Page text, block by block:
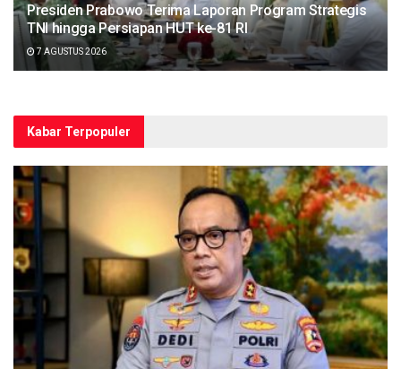
Presiden Prabowo Terima Laporan Program Strategis
TNI hingga Persiapan HUT ke-81 RI
7 AGUSTUS 2026
Kabar Terpopuler